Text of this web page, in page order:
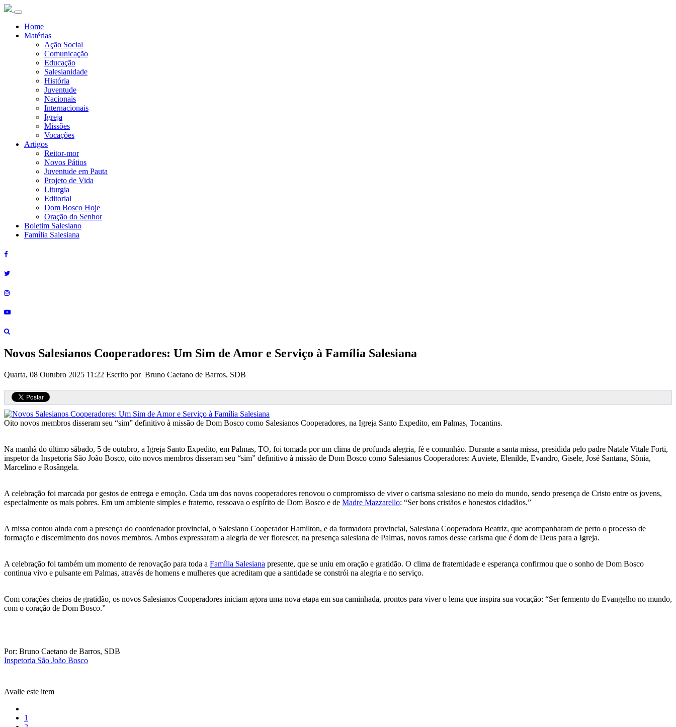
Home
Matérias
Ação Social
Comunicação
Educação
Salesianidade
História
Juventude
Nacionais
Internacionais
Igreja
Missões
Vocações
Artigos
Reitor-mor
Novos Pátios
Juventude em Pauta
Projeto de Vida
Liturgia
Editorial
Dom Bosco Hoje
Oração do Senhor
Boletim Salesiano
Família Salesiana
Novos Salesianos Cooperadores: Um Sim de Amor e Serviço à Família Salesiana
Quarta, 08 Outubro 2025 11:22 Escrito por Bruno Caetano de Barros, SDB
Oito novos membros disseram seu “sim” definitivo à missão de Dom Bosco como Salesianos Cooperadores, na Igreja Santo Expedito, em Palmas, Tocantins.
Na manhã do último sábado, 5 de outubro, a Igreja Santo Expedito, em Palmas, TO, foi tomada por um clima de profunda alegria, fé e comunhão. Durante a santa missa, presidida pelo padre Natale Vitale Forti,
inspetor da Inspetoria São João Bosco, oito novos membros disseram seu “sim” definitivo à missão de Dom Bosco como Salesianos Cooperadores: Auviete, Elenilde, Evandro, Gisele, José Santana, Sônia,
Marcelino e Rosângela.
A celebração foi marcada por gestos de entrega e emoção. Cada um dos novos cooperadores renovou o compromisso de viver o carisma salesiano no meio do mundo, sendo presença de Cristo entre os jovens,
especialmente os mais pobres. Em um ambiente simples e fraterno, ressoava o espírito de Dom Bosco e de Madre Mazzarello: “Ser bons cristãos e honestos cidadãos.”
A missa contou ainda com a presença do coordenador provincial, o Salesiano Cooperador Hamilton, e da formadora provincial, Salesiana Cooperadora Beatriz, que acompanharam de perto o processo de
formação e discernimento dos novos membros. Ambos expressaram a alegria de ver florescer, na presença salesiana de Palmas, novos ramos desse carisma que é dom de Deus para a Igreja.
A celebração foi também um momento de renovação para toda a Família Salesiana presente, que se uniu em oração e gratidão. O clima de fraternidade e esperança confirmou que o sonho de Dom Bosco
continua vivo e pulsante em Palmas, através de homens e mulheres que acreditam que a santidade se constrói na alegria e no serviço.
Com corações cheios de gratidão, os novos Salesianos Cooperadores iniciam agora uma nova etapa em sua caminhada, prontos para viver o lema que inspira sua vocação: “Ser fermento do Evangelho no mundo,
com o coração de Dom Bosco.”
Por: Bruno Caetano de Barros, SDB
Inspetoria São João Bosco
Avalie este item
1